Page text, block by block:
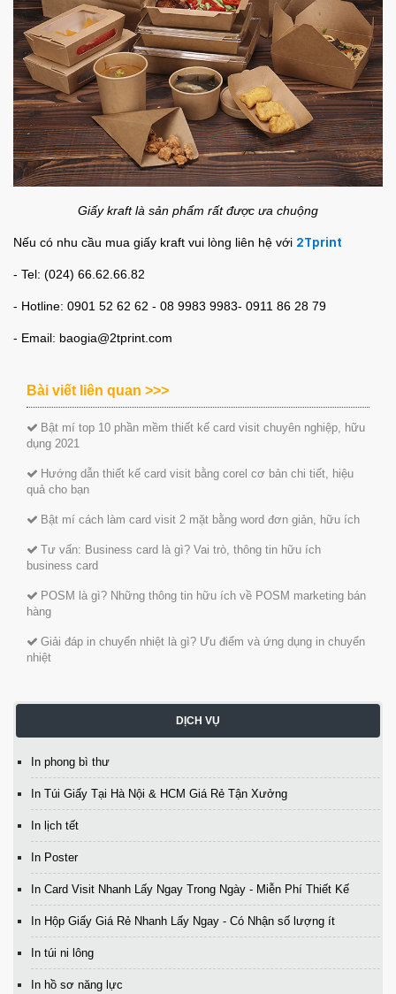
Giấy kraft là sản phẩm rất được ưa chuộng
Nếu có nhu cầu mua giấy kraft vui lòng liên hệ với 2Tprint
- Tel: (024) 66.62.66.82
- Hotline: 0901 52 62 62 - 08 9983 9983- 0911 86 28 79
- Email: baogia@2tprint.com
Bài viết liên quan >>>
Bật mí top 10 phần mềm thiết kế card visit chuyên nghiệp, hữu
dụng 2021
Hướng dẫn thiết kế card visit bằng corel cơ bản chi tiết, hiệu
quả cho bạn
Bật mí cách làm card visit 2 mặt bằng word đơn giản, hữu ích
Tư vấn: Business card là gì? Vai trò, thông tin hữu ích
business card
POSM là gì? Những thông tin hữu ích về POSM marketing bán
hàng
Giải đáp in chuyển nhiệt là gì? Ưu điểm và ứng dụng in chuyển
nhiệt
DỊCH VỤ
In phong bì thư
In Túi Giấy Tại Hà Nội & HCM Giá Rẻ Tận Xưởng
In lịch tết
In Poster
In Card Visit Nhanh Lấy Ngay Trong Ngày - Miễn Phí Thiết Kế
In Hộp Giấy Giá Rẻ Nhanh Lấy Ngay - Có Nhận số lượng ít
In túi ni lông
In hồ sơ năng lực